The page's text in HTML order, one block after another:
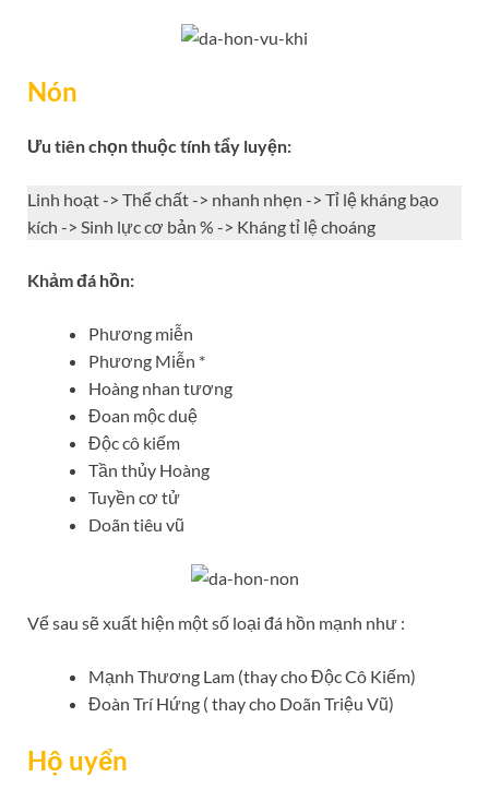
Nón
Ưu tiên chọn thuộc tính tẩy luyện:
Linh hoạt -> Thể chất -> nhanh nhẹn -> Tỉ lệ kháng bạo
kích -> Sinh lực cơ bản % -> Kháng tỉ lệ choáng
Khảm đá hồn:
Phương miễn
Phương Miễn *
Hoàng nhan tương
Đoan mộc duệ
Độc cô kiếm
Tần thủy Hoàng
Tuyền cơ tử
Doãn tiêu vũ
Vể sau sẽ xuất hiện một số loại đá hồn mạnh như :
Mạnh Thương Lam (thay cho Độc Cô Kiếm)
Đoàn Trí Hứng ( thay cho Doãn Triệu Vũ)
Hộ uyển